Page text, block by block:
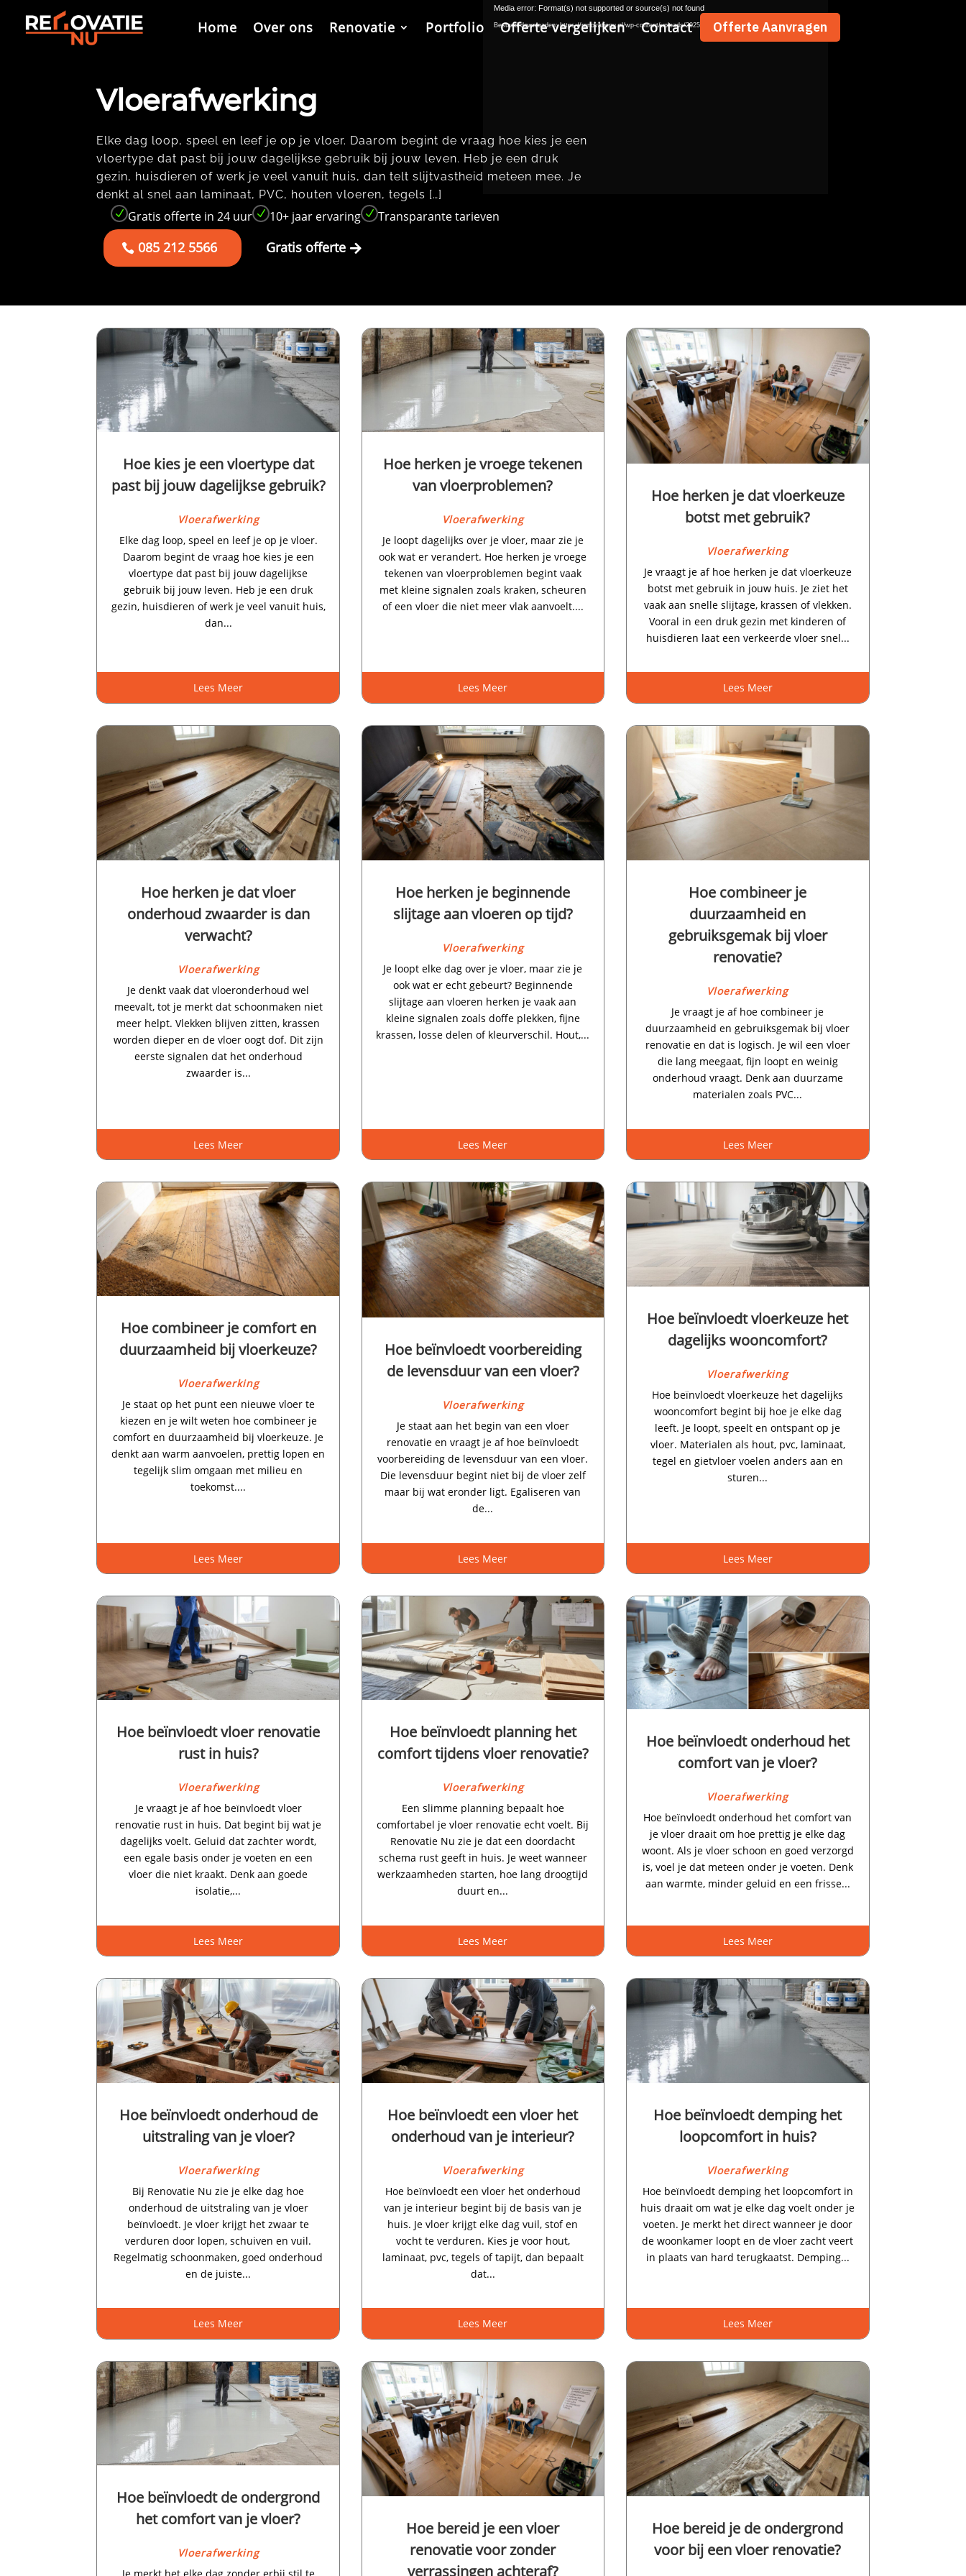
Home Over ons Renovatie Portfolio Offerte vergelijken Contact Offerte Aanvragen
Media error: Format(s) not supported or source(s) not found
Bestand downloaden: https://renovatienu.nl/wp-content/uploads/2025/12/renovaite-nu-video-1.mp4
Vloerafwerking
Elke dag loop, speel en leef je op je vloer.​ Daarom begint de vraag hoe kies je een
vloertype dat past bij jouw dagelijkse gebruik bij jouw leven.​ Heb je een druk
gezin, huisdieren of werk je veel vanuit huis, dan telt slijtvastheid meteen mee.​ Je
denkt al snel aan laminaat, PVC, houten vloeren, tegels […]
N Gratis offerte in 24 uur N 10+ jaar ervaring N Transparante tarieven
085 212 5566 Gratis offerte
Hoe kies je een vloertype dat
past bij jouw dagelijkse gebruik?
Vloerafwerking
Elke dag loop, speel en leef je op je vloer.​
Daarom begint de vraag hoe kies je een
vloertype dat past bij jouw dagelijkse
gebruik bij jouw leven.​ Heb je een druk
gezin, huisdieren of werk je veel vanuit huis,
dan...
Lees Meer
Hoe herken je vroege tekenen
van vloerproblemen?
Vloerafwerking
Je loopt dagelijks over je vloer, maar zie je
ook wat er verandert.​ Hoe herken je vroege
tekenen van vloerproblemen begint vaak
met kleine signalen zoals kraken, scheuren
of een vloer die niet meer vlak aanvoelt.​...
Lees Meer
Hoe herken je dat vloerkeuze
botst met gebruik?
Vloerafwerking
Je vraagt je af hoe herken je dat vloerkeuze
botst met gebruik in jouw huis.​ Je ziet het
vaak aan snelle slijtage, krassen of vlekken.​
Vooral in een druk gezin met kinderen of
huisdieren laat een verkeerde vloer snel...
Lees Meer
Hoe herken je dat vloer
onderhoud zwaarder is dan
verwacht?
Vloerafwerking
Je denkt vaak dat vloeronderhoud wel
meevalt, tot je merkt dat schoonmaken niet
meer helpt.​ Vlekken blijven zitten, krassen
worden dieper en de vloer oogt dof.​ Dit zijn
eerste signalen dat het onderhoud
zwaarder is...
Lees Meer
Hoe herken je beginnende
slijtage aan vloeren op tijd?
Vloerafwerking
Je loopt elke dag over je vloer, maar zie je
ook wat er echt gebeurt? Beginnende
slijtage aan vloeren herken je vaak aan
kleine signalen zoals doffe plekken, fijne
krassen, losse delen of kleurverschil.​ Hout,...
Lees Meer
Hoe combineer je
duurzaamheid en
gebruiksgemak bij vloer
renovatie?
Vloerafwerking
Je vraagt je af hoe combineer je
duurzaamheid en gebruiksgemak bij vloer
renovatie en dat is logisch.​ Je wil een vloer
die lang meegaat, fijn loopt en weinig
onderhoud vraagt.​ Denk aan duurzame
materialen zoals PVC...
Lees Meer
Hoe combineer je comfort en
duurzaamheid bij vloerkeuze?
Vloerafwerking
Je staat op het punt een nieuwe vloer te
kiezen en je wilt weten hoe combineer je
comfort en duurzaamheid bij vloerkeuze.​ Je
denkt aan warm aanvoelen, prettig lopen en
tegelijk slim omgaan met milieu en
toekomst.​...
Lees Meer
Hoe beïnvloedt voorbereiding
de levensduur van een vloer?
Vloerafwerking
Je staat aan het begin van een vloer
renovatie en vraagt je af hoe beïnvloedt
voorbereiding de levensduur van een vloer.​
Die levensduur begint niet bij de vloer zelf
maar bij wat eronder ligt.​ Egaliseren van
de...
Lees Meer
Hoe beïnvloedt vloerkeuze het
dagelijks wooncomfort?
Vloerafwerking
Hoe beïnvloedt vloerkeuze het dagelijks
wooncomfort begint bij hoe je elke dag
leeft.​ Je loopt, speelt en ontspant op je
vloer.​ Materialen als hout, pvc, laminaat,
tegel en gietvloer voelen anders aan en
sturen...
Lees Meer
Hoe beïnvloedt vloer renovatie
rust in huis?
Vloerafwerking
Je vraagt je af hoe beïnvloedt vloer
renovatie rust in huis.​ Dat begint bij wat je
dagelijks voelt.​ Geluid dat zachter wordt,
een egale basis onder je voeten en een
vloer die niet kraakt.​ Denk aan goede
isolatie,...
Lees Meer
Hoe beïnvloedt planning het
comfort tijdens vloer renovatie?
Vloerafwerking
Een slimme planning bepaalt hoe
comfortabel je vloer renovatie echt voelt.​ Bij
Renovatie Nu zie je dat een doordacht
schema rust geeft in huis.​ Je weet wanneer
werkzaamheden starten, hoe lang droogtijd
duurt en...
Lees Meer
Hoe beïnvloedt onderhoud het
comfort van je vloer?
Vloerafwerking
Hoe beïnvloedt onderhoud het comfort van
je vloer draait om hoe prettig je elke dag
woont.​ Als je vloer schoon en goed verzorgd
is, voel je dat meteen onder je voeten.​ Denk
aan warmte, minder geluid en een frisse...
Lees Meer
Hoe beïnvloedt onderhoud de
uitstraling van je vloer?
Vloerafwerking
Bij Renovatie Nu zie je elke dag hoe
onderhoud de uitstraling van je vloer
beïnvloedt.​ Je vloer krijgt het zwaar te
verduren door lopen, schuiven en vuil.​
Regelmatig schoonmaken, goed onderhoud
en de juiste...
Lees Meer
Hoe beïnvloedt een vloer het
onderhoud van je interieur?
Vloerafwerking
Hoe beïnvloedt een vloer het onderhoud
van je interieur begint bij de basis van je
huis.​ Je vloer krijgt elke dag vuil, stof en
vocht te verduren.​ Kies je voor hout,
laminaat, pvc, tegels of tapijt, dan bepaalt
dat...
Lees Meer
Hoe beïnvloedt demping het
loopcomfort in huis?
Vloerafwerking
Hoe beïnvloedt demping het loopcomfort in
huis draait om wat je elke dag voelt onder je
voeten.​ Je merkt het direct wanneer je door
de woonkamer loopt en de vloer zacht veert
in plaats van hard terugkaatst.​ Demping...
Lees Meer
Hoe beïnvloedt de ondergrond
het comfort van je vloer?
Vloerafwerking
Hoe bereid je een vloer
renovatie voor zonder
verrassingen achteraf?
Hoe bereid je de ondergrond
voor bij een vloer renovatie?